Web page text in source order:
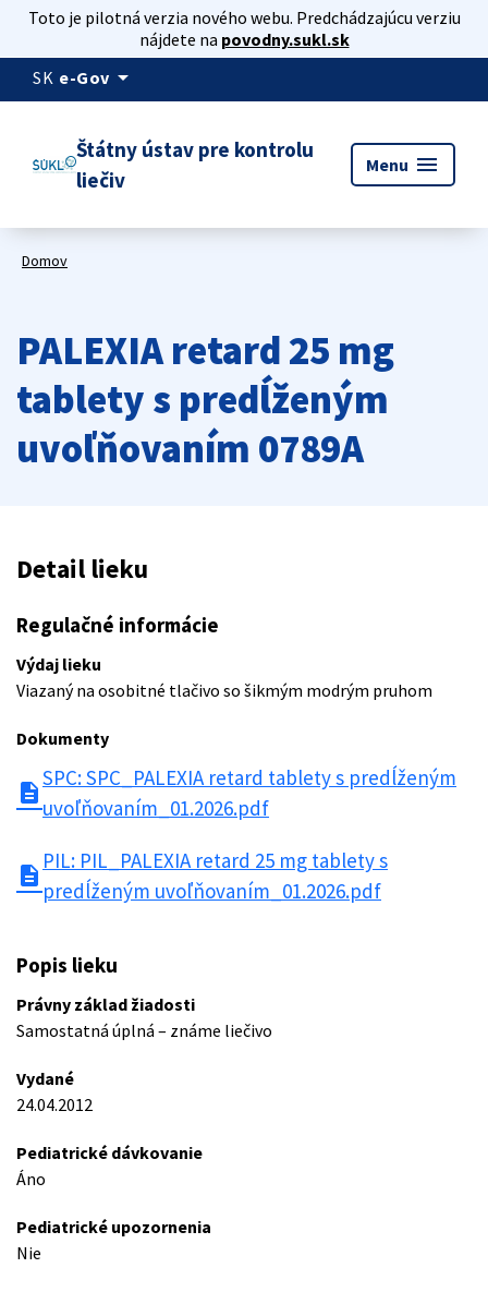
Toto je pilotná verzia nového webu. Predchádzajúcu verziu
nájdete na povodny.sukl.sk
SK e-Gov arrow_drop_down
Štátny ústav pre kontrolu
liečiv
Menu menu
Domov
PALEXIA retard 25 mg
tablety s predĺženým
uvoľňovaním 0789A
Detail lieku
Regulačné informácie
Výdaj lieku
Viazaný na osobitné tlačivo so šikmým modrým pruhom
Dokumenty
description
SPC: SPC_PALEXIA retard tablety s predĺženým
uvoľňovaním_01.2026.pdf
description
PIL: PIL_PALEXIA retard 25 mg tablety s
predĺženým uvoľňovaním_01.2026.pdf
Popis lieku
Právny základ žiadosti
Samostatná úplná – známe liečivo
Vydané
24.04.2012
Pediatrické dávkovanie
Áno
Pediatrické upozornenia
Nie